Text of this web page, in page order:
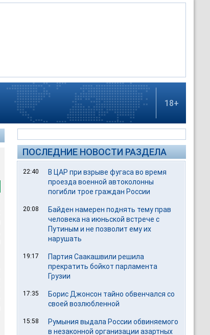
18+
ПОСЛЕДНИЕ НОВОСТИ РАЗДЕЛА
22:40
В ЦАР при взрыве фугаса во время
проезда военной автоколонны
погибли трое граждан России
20:08
Байден намерен поднять тему прав
человека на июньской встрече с
Путиным и не позволит ему их
нарушать
19:17
Партия Саакашвили решила
прекратить бойкот парламента
Грузии
17:35
Борис Джонсон тайно обвенчался со
своей возлюбленной
15:58
Румыния выдала России обвиняемого
в незаконной организации азартных